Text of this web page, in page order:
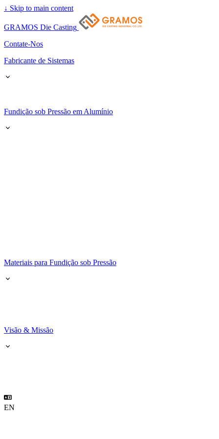
↓ Skip to main content
GRAMOS Die Casting
Contate-Nos
Fabricante de Sistemas
Fundição sob Pressão em Alumínio
Materiais para Fundição sob Pressão
Visão & Missão
EN